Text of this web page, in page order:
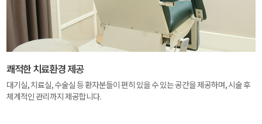
쾌적한 치료환경 제공
대기실, 치료실, 수술실 등 환자분들이 편히 있을 수 있는 공간을 제공하며, 시술 후
체계적인 관리까지 제공합니다.